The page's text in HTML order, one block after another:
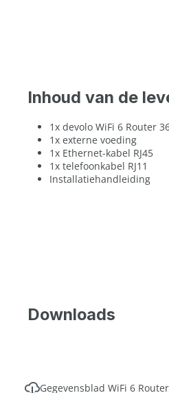
Inhoud van de
1x devolo WiFi 6 Router
1x externe voeding
1x Ethernet-kabel RJ45
1x telefoonkabel RJ11
Installatiehandleiding
Downloads
Gegevensblad WiFi 6